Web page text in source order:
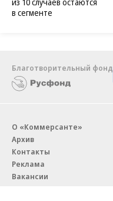
в сегменте
Благотворительный фонд
О «Коммерсанте»
Архив
Контакты
Реклама
Вакансии